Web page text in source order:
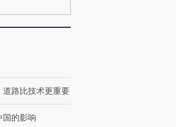
路比技术更重要
国的影响